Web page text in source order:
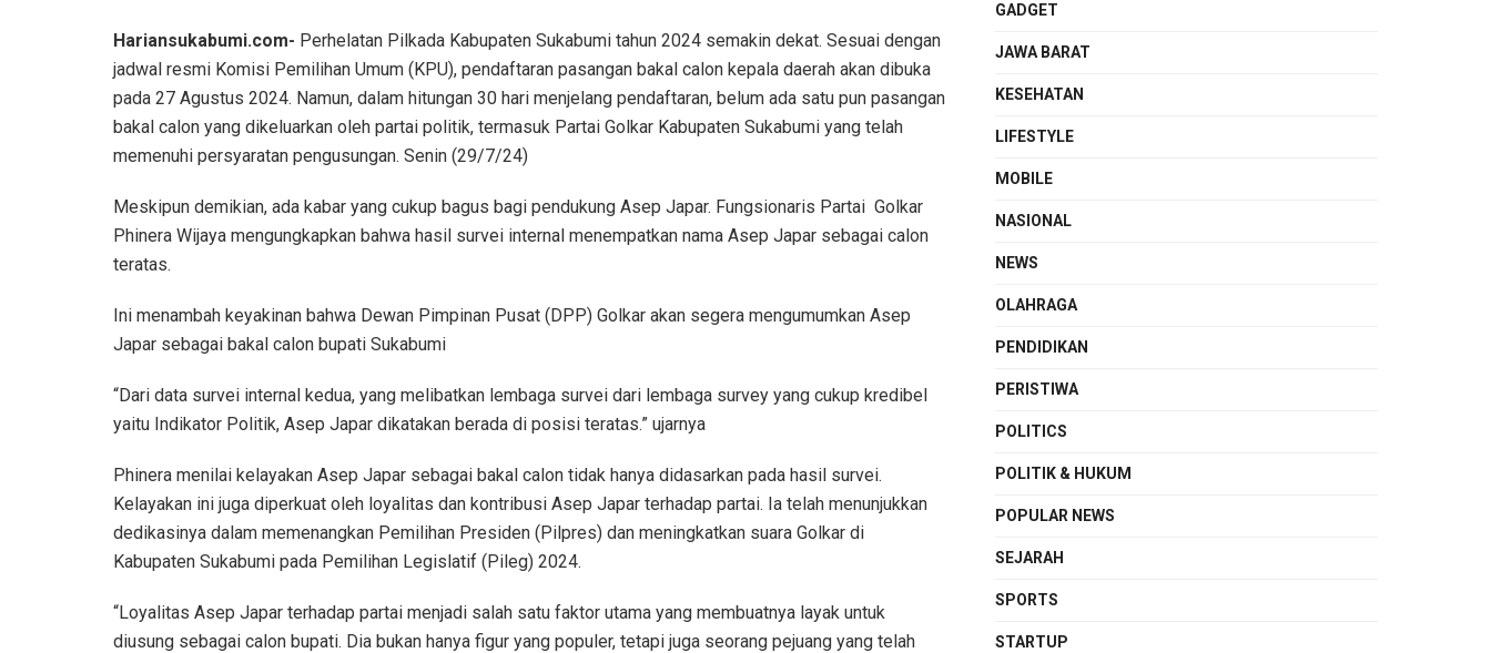
Hariansukabumi.com- Perhelatan Pilkada Kabupaten Sukabumi tahun 2024 semakin dekat. Sesuai dengan
jadwal resmi Komisi Pemilihan Umum (KPU), pendaftaran pasangan bakal calon kepala daerah akan dibuka
pada 27 Agustus 2024. Namun, dalam hitungan 30 hari menjelang pendaftaran, belum ada satu pun pasangan
bakal calon yang dikeluarkan oleh partai politik, termasuk Partai Golkar Kabupaten Sukabumi yang telah
memenuhi persyaratan pengusungan. Senin (29/7/24)
Meskipun demikian, ada kabar yang cukup bagus bagi pendukung Asep Japar. Fungsionaris Partai Golkar
Phinera Wijaya mengungkapkan bahwa hasil survei internal menempatkan nama Asep Japar sebagai calon
teratas.
Ini menambah keyakinan bahwa Dewan Pimpinan Pusat (DPP) Golkar akan segera mengumumkan Asep
Japar sebagai bakal calon bupati Sukabumi
“Dari data survei internal kedua, yang melibatkan lembaga survei dari lembaga survey yang cukup kredibel
yaitu Indikator Politik, Asep Japar dikatakan berada di posisi teratas.” ujarnya
Phinera menilai kelayakan Asep Japar sebagai bakal calon tidak hanya didasarkan pada hasil survei.
Kelayakan ini juga diperkuat oleh loyalitas dan kontribusi Asep Japar terhadap partai. Ia telah menunjukkan
dedikasinya dalam memenangkan Pemilihan Presiden (Pilpres) dan meningkatkan suara Golkar di
Kabupaten Sukabumi pada Pemilihan Legislatif (Pileg) 2024.
“Loyalitas Asep Japar terhadap partai menjadi salah satu faktor utama yang membuatnya layak untuk
diusung sebagai calon bupati. Dia bukan hanya figur yang populer, tetapi juga seorang pejuang yang telah
GADGET
JAWA BARAT
KESEHATAN
LIFESTYLE
MOBILE
NASIONAL
NEWS
OLAHRAGA
PENDIDIKAN
PERISTIWA
POLITICS
POLITIK & HUKUM
POPULAR NEWS
SEJARAH
SPORTS
STARTUP